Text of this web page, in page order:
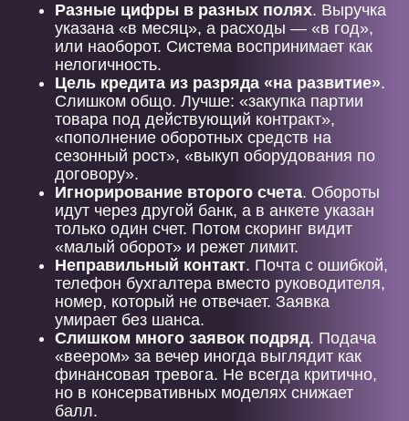
Разные цифры в разных полях. Выручка
указана «в месяц», а расходы — «в год»,
или наоборот. Система воспринимает как
нелогичность.
Цель кредита из разряда «на развитие».
Слишком общо. Лучше: «закупка партии
товара под действующий контракт»,
«пополнение оборотных средств на
сезонный рост», «выкуп оборудования по
договору».
Игнорирование второго счета. Обороты
идут через другой банк, а в анкете указан
только один счет. Потом скоринг видит
«малый оборот» и режет лимит.
Неправильный контакт. Почта с ошибкой,
телефон бухгалтера вместо руководителя,
номер, который не отвечает. Заявка
умирает без шанса.
Слишком много заявок подряд. Подача
«веером» за вечер иногда выглядит как
финансовая тревога. Не всегда критично,
но в консервативных моделях снижает
балл.